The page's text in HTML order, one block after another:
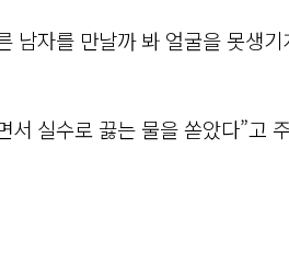
남자를 만날까 봐 얼굴을 못생기
서 실수로 끓는 물을 쏟았다”고